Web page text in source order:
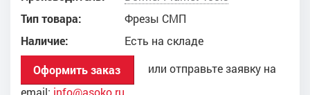
Тип товара:
Фрезы СМП
Наличие:
Есть на складе
Оформить заказ
или отправьте заявку на
email: info@asoko.ru